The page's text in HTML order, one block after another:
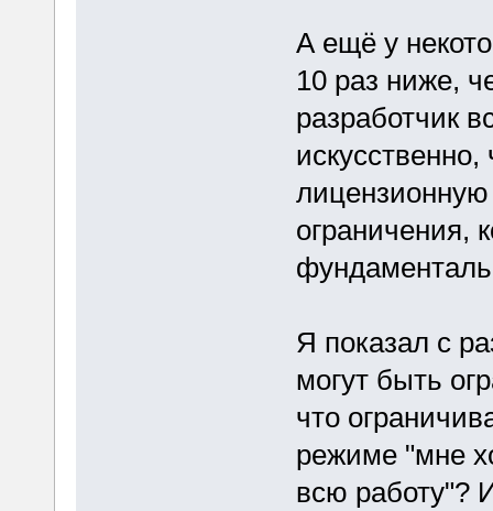
А ещё у
10 раз ниже,
разработчик
ограничения,
Я показал с
могут быть
что
режиме "мне
всю работу"?